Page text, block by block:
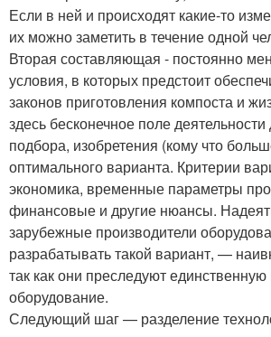
Если в ней и происходят какие-то
их можно заметить в течение одной
Вторая составляющая - постоянно
условия, в которых предстоит
законов приготовления компоста и
здесь бесконечное поле
подбора, изобретения (кому что
оптимального варианта. Критерии
экономика, временные параметры
финансовые и другие нюансы.
зарубежные производители
разрабатывать такой вариант, —
так как они преследуют
оборудование.
Следующий шаг — разделение